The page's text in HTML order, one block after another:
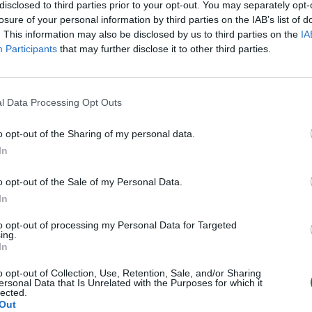
to third parties prior to your opt-out. You may separately
of your personal information by third parties on the IAB’s list of
This information may also be disclosed by us to third parties on the
Participants that may further disclose it to other third parties.
Data Processing Opt Outs
opt-out of the Sharing of my personal data.
opt-out of the Sale of my Personal Data.
opt-out of processing my Personal Data for Targeted
opt-out of Collection, Use, Retention, Sale, and/or Sharing
Data that Is Unrelated with the Purposes for which it
bado išsekęs senolis
nužudyti socialinę darbuotoją
Žinios Lietuvos diena
šešis vaikus sušaldę tėvai
Lietuvos diena